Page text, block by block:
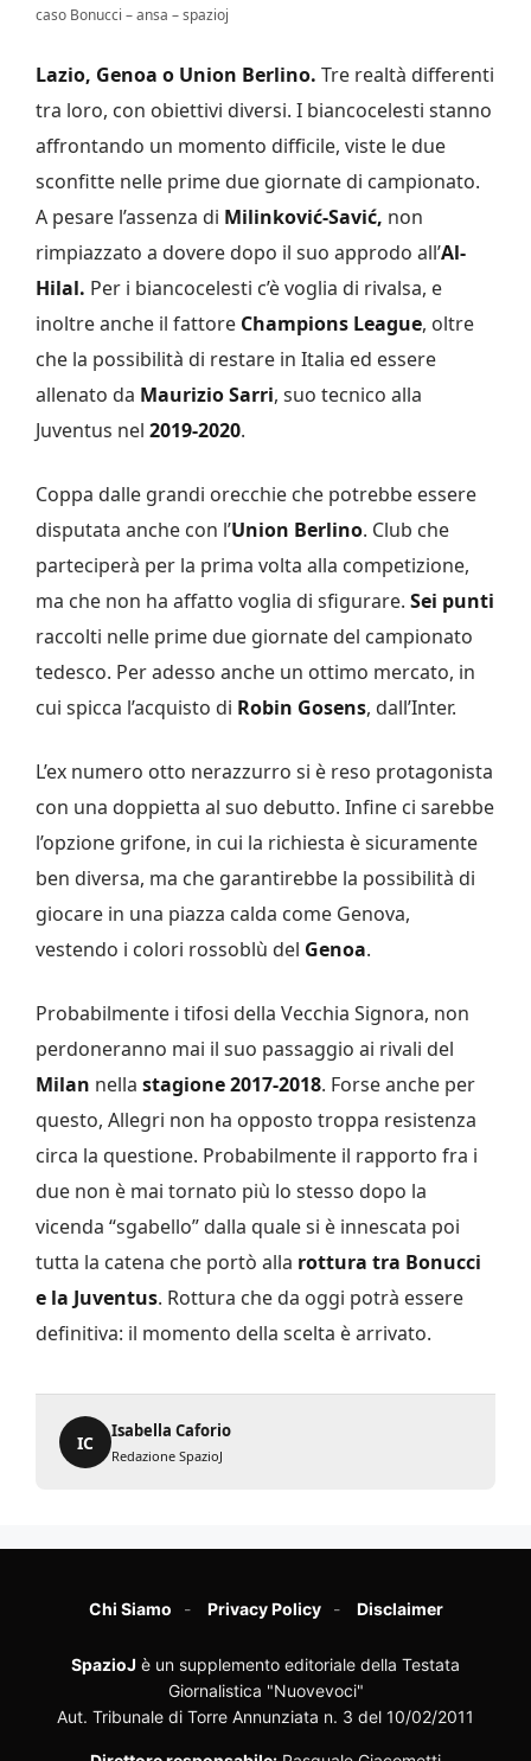
caso Bonucci – ansa – spazioj
Lazio, Genoa o Union Berlino. Tre realtà differenti
tra loro, con obiettivi diversi. I biancocelesti stanno
affrontando un momento difficile, viste le due
sconfitte nelle prime due giornate di campionato.
A pesare l’assenza di Milinković-Savić, non
rimpiazzato a dovere dopo il suo approdo all’Al-
Hilal. Per i biancocelesti c’è voglia di rivalsa, e
inoltre anche il fattore Champions League, oltre
che la possibilità di restare in Italia ed essere
allenato da Maurizio Sarri, suo tecnico alla
Juventus nel 2019-2020.
Coppa dalle grandi orecchie che potrebbe essere
disputata anche con l’Union Berlino. Club che
parteciperà per la prima volta alla competizione,
ma che non ha affatto voglia di sfigurare. Sei punti
raccolti nelle prime due giornate del campionato
tedesco. Per adesso anche un ottimo mercato, in
cui spicca l’acquisto di Robin Gosens, dall’Inter.
L’ex numero otto nerazzurro si è reso protagonista
con una doppietta al suo debutto. Infine ci sarebbe
l’opzione grifone, in cui la richiesta è sicuramente
ben diversa, ma che garantirebbe la possibilità di
giocare in una piazza calda come Genova,
vestendo i colori rossoblù del Genoa.
Probabilmente i tifosi della Vecchia Signora, non
perdoneranno mai il suo passaggio ai rivali del
Milan nella stagione 2017-2018. Forse anche per
questo, Allegri non ha opposto troppa resistenza
circa la questione. Probabilmente il rapporto fra i
due non è mai tornato più lo stesso dopo la
vicenda “sgabello” dalla quale si è innescata poi
tutta la catena che portò alla rottura tra Bonucci
e la Juventus. Rottura che da oggi potrà essere
definitiva: il momento della scelta è arrivato.
IC
Isabella Caforio
Redazione SpazioJ
Chi Siamo Privacy Policy Disclaimer
SpazioJ è un supplemento editoriale della Testata
Giornalistica "Nuovevoci"
Aut. Tribunale di Torre Annunziata n. 3 del 10/02/2011